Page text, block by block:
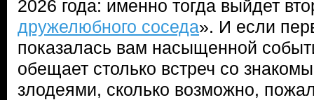
2026 года: именно тогда выйдет
дружелюбного соседа». И если
показалась вам насыщенной
обещает столько встреч со
злодеями, сколько возможно,